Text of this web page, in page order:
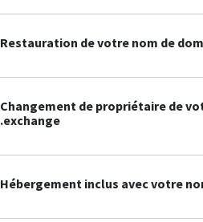
Restauration de votre nom de
Changement de propriétaire de
.exchange
Hébergement inclus avec votre